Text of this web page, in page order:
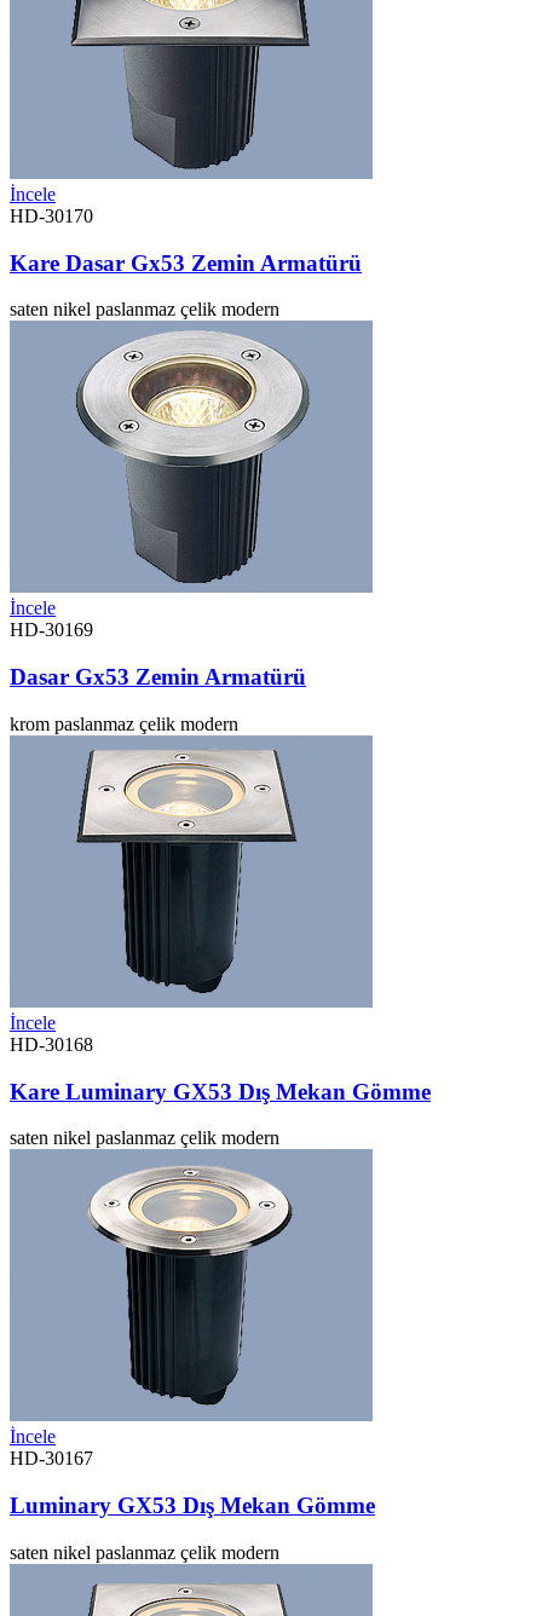
İncele
HD-30170
Kare Dasar Gx53 Zemin Armatürü
saten nikel paslanmaz çelik modern
İncele
HD-30169
Dasar Gx53 Zemin Armatürü
krom paslanmaz çelik modern
İncele
HD-30168
Kare Luminary GX53 Dış Mekan Gömme
saten nikel paslanmaz çelik modern
İncele
HD-30167
Luminary GX53 Dış Mekan Gömme
saten nikel paslanmaz çelik modern